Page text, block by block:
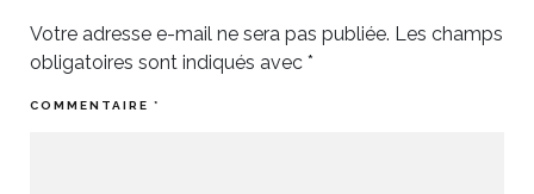
Votre adresse e-mail ne sera pas publiée. Les champs
obligatoires sont indiqués avec *
COMMENTAIRE *